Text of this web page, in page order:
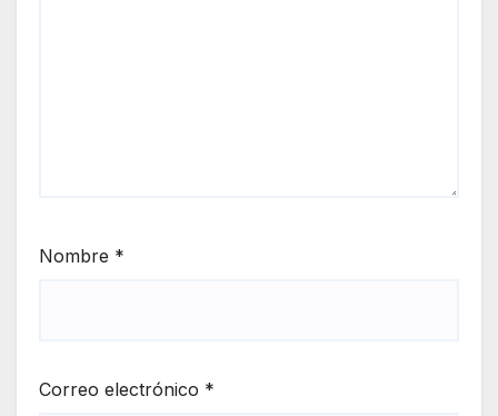
Nombre *
Correo electrónico *